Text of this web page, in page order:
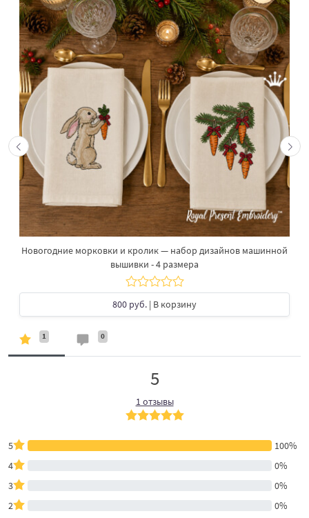
Новогодние морковки и кролик — набор дизайнов машинной
вышивки - 4 размера
800 руб. | В корзину
1 0
5
1 отзывы
5
100%
4
0%
3
0%
2
0%